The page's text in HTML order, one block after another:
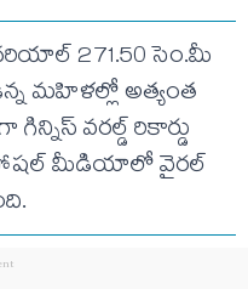
271.50 సెం.మీ
మహిళల్లో అత్యంత
గిన్నిస్ వరల్డ్ రికార్డు
సోషల్ మీడియాలో వైరల్